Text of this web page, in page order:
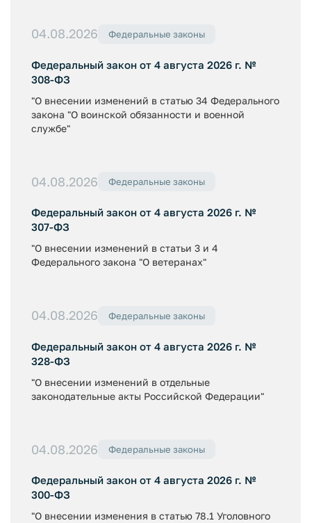
04.08.2026 Федеральные законы
Федеральный закон от 4 августа 2026 г. №
308-ФЗ
"О внесении изменений в статью 34 Федерального
закона "О воинской обязанности и военной
службе"
04.08.2026 Федеральные законы
Федеральный закон от 4 августа 2026 г. №
307-ФЗ
"О внесении изменений в статьи 3 и 4
Федерального закона "О ветеранах"
04.08.2026 Федеральные законы
Федеральный закон от 4 августа 2026 г. №
328-ФЗ
"О внесении изменений в отдельные
законодательные акты Российской Федерации"
04.08.2026 Федеральные законы
Федеральный закон от 4 августа 2026 г. №
300-ФЗ
"О внесении изменения в статью 78.1 Уголовного